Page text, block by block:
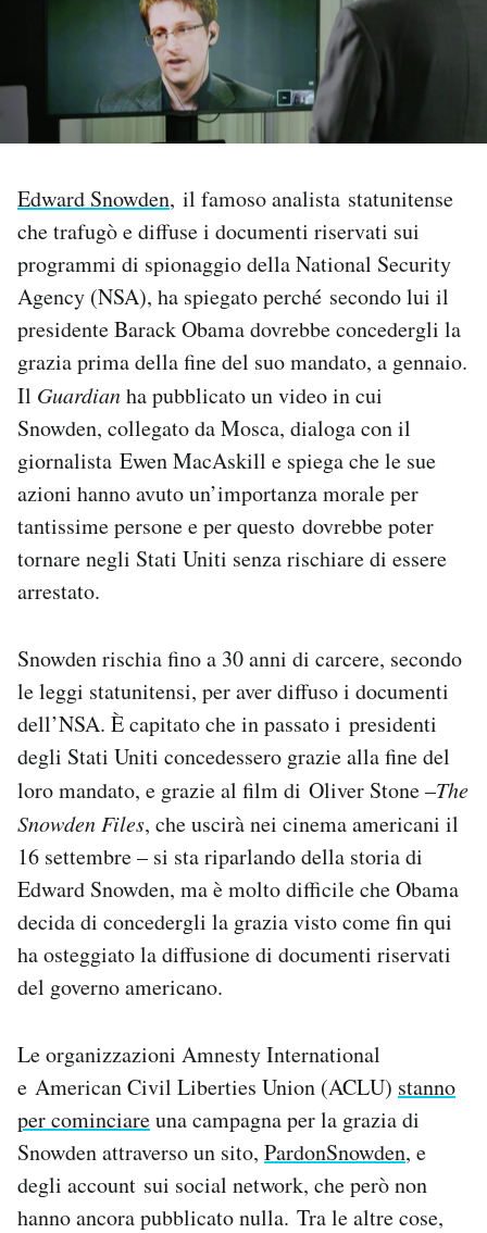
NEWSLETTER
I MIEI PREFERITI
SHOP
CALENDARIO
AREA PERSONALE
Notifiche mobile
Regala il Post
Hai bisogno di aiuto?
Esci
Edward Snowden, il famoso analista statunitense
che trafugò e diffuse i documenti riservati sui
programmi di spionaggio della National Security
Agency (NSA), ha spiegato perché secondo lui il
presidente Barack Obama dovrebbe concedergli la
grazia prima della fine del suo mandato, a gennaio.
Il Guardianha pubblicato un video in cui
Snowden, collegato da Mosca, dialoga con il
giornalista Ewen MacAskill e spiega che le sue
azioni hanno avuto un’importanza morale per
tantissime persone e per questo dovrebbe poter
tornare negli Stati Uniti senza rischiare di essere
arrestato.
Snowden rischia fino a 30 anni di carcere, secondo
le leggi statunitensi, per aver diffuso i documenti
dell’NSA. È capitato che in passato i presidenti
degli Stati Uniti concedessero grazie alla fine del
loro mandato, e grazie al film di Oliver Stone –The
Snowden Files, che uscirà nei cinema americani il
16 settembre – si sta riparlando della storia di
Edward Snowden, ma è molto difficile che Obama
decida di concedergli la grazia visto come fin qui
ha osteggiato la diffusione di documenti riservati
del governo americano.
Le organizzazioni Amnesty International
e American Civil Liberties Union (ACLU) stanno
per cominciareuna campagna per la grazia di
Snowden attraverso un sito, PardonSnowden, e
degli account sui social network, che però non
hanno ancora pubblicato nulla. Tra le altre cose,